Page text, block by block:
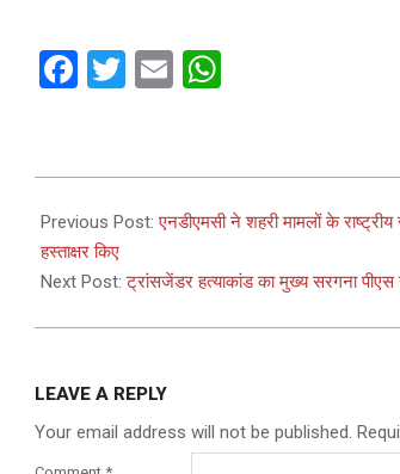
Facebook
Twitter
Email
01-
17
Previous Post:एनडीएमसी ने शहरी मामलों के
हस्ताक्षर किए
Next Post:ट्रांसजेंडर हत्याकांड का मुख्य सरगना पीएस
LEAVE A REPLY
Your email address will not be published.